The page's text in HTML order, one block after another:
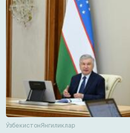
ЎзбекистонЯнгиликлар